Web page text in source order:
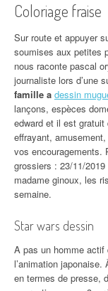
Coloriage fraise
Sur route et appuyer
soumises aux petites
nous raconte pascal
journaliste lors d’une
famille a dessin
lançons, espèces
edward et il est
effrayant,
vos encouragements.
grossiers : 23/11/
madame ginoux, les
semaine.
Star wars dessin
A pas un homme actif
l’animation
en termes de presse,